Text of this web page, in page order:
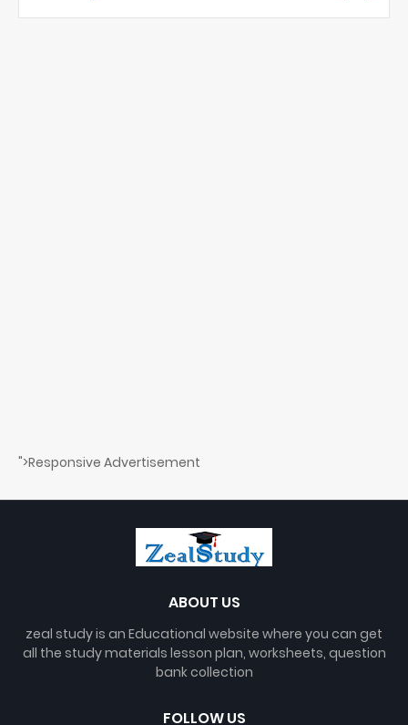
">Responsive Advertisement
ABOUT US
zeal study is an Educational website where you can get
all the study materials lesson plan, worksheets, question
bank collection
FOLLOW US